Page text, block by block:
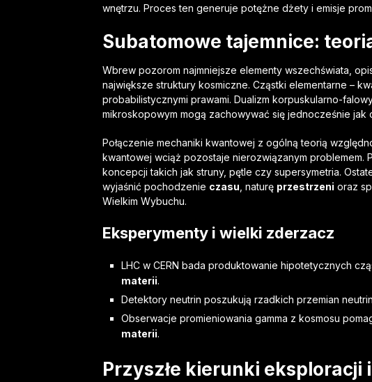
wnętrzu. Proces ten generuje potężne dżety i emisje
Subatomowe tajemnice:
Wbrew pozorom najmniejsze elementy wszechświata,
największe struktury kosmiczne. Cząstki elementarne –
probabilistycznymi prawami. Dualizm korpuskularno-
mikroskopowym mogą zachowywać się jednocześnie jak
Połączenie mechaniki kwantowej z ogólną teorią
kwantowej wciąż pozostaje nierozwiązanym problemem.
koncepcji takich jak struny, pętle czy supersymetria.
wyjaśnić pochodzenie czasu , naturę przestrzeni oraz
Wielkim Wybuchu.
Eksperymenty i wielki zderzacz
LHC w CERN bada pro­duk­tow­anie hip­ote­tycz­nych
materii.
Detektory neutrin poszukują rzadkich przemian
Obserwacje promieniowania gamma z kosmosu
materii.
Przyszłe kierunki eksploracji